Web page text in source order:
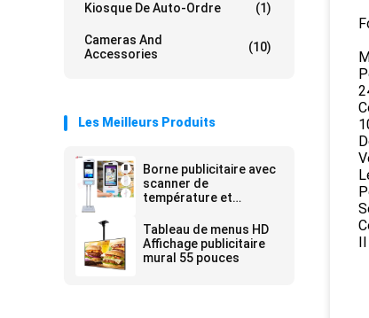
Kiosque De Auto-Ordre (1)
Cameras And
Accessories
(10)
Les Meilleurs Produits
Borne publicitaire avec
scanner de
température et
hydroalcoolique, avec
reconnaissance faciale
Tableau de menus HD
Affichage publicitaire
mural 55 pouces
Il